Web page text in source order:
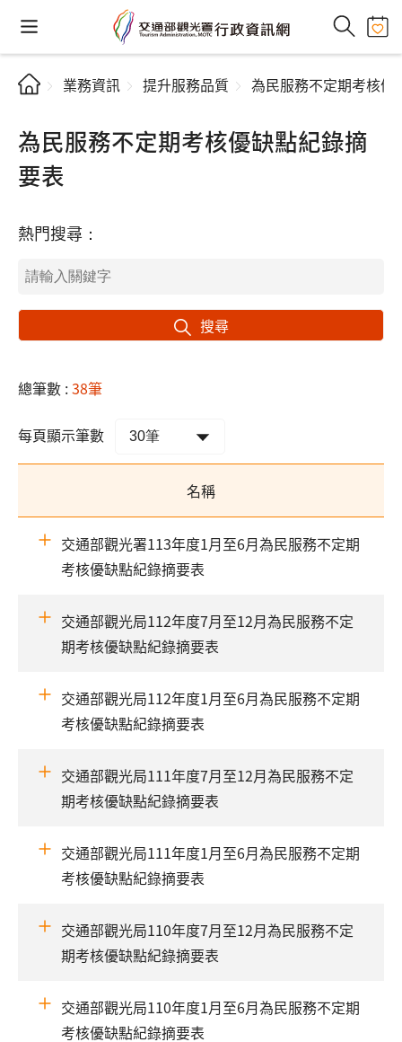
業務資訊 提升服務品質 為民服務不定期考核優
為民服務不定期考核優缺點紀錄摘
要表
熱門搜尋：
搜尋
總筆數 :38筆
每頁顯示筆數
名稱
交通部觀光署113年度1月至6月為民服務不定期
考核優缺點紀錄摘要表
交通部觀光局112年度7月至12月為民服務不定
期考核優缺點紀錄摘要表
交通部觀光局112年度1月至6月為民服務不定期
考核優缺點紀錄摘要表
交通部觀光局111年度7月至12月為民服務不定
期考核優缺點紀錄摘要表
交通部觀光局111年度1月至6月為民服務不定期
考核優缺點紀錄摘要表
交通部觀光局110年度7月至12月為民服務不定
期考核優缺點紀錄摘要表
交通部觀光局110年度1月至6月為民服務不定期
考核優缺點紀錄摘要表